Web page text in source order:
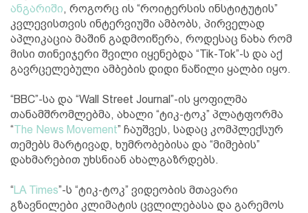
ანგარიში, როგორც ის “როიტერსის ინსტიტუტის”
კვლევისთვის ინტერვიუში ამბობს, პირველად
აპლიკაცია მაშინ გადმოიწერა, როდესაც ნახა რომ
მისი თინეიჯერი შვილი იყენებდა “Tik-Tok”-ს და აქ
გავრცელებული ამბების დიდი ნაწილი ყალბი იყო.
“BBC”-სა და “Wall Street Journal”-ის ყოფილმა
თანამშრომლებმა, ახალი “ტიკ-ტოკ” პლატფორმა
“The News Movement” ჩაუშვეს, სადაც კომპლექსურ
თემებს მარტივად, ხუმრობებისა და “მიმების”
დახმარებით უხსნიან ახალგაზრდებს.
“LA Times”-ს “ტიკ-ტოკ” ვიდეობის მთავარი
გზავნილები კლიმატის ცვლილებასა და გარემოს